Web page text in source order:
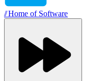
//Home of Software